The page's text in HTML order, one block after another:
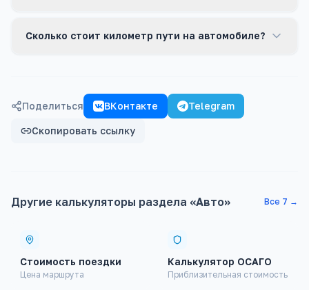
Сколько стоит километр пути на автомобиле?
Поделиться ВКонтакте Telegram
Скопировать ссылку
Другие калькуляторы раздела «Авто» Все 7 →
Стоимость поездки
Цена маршрута
Калькулятор ОСАГО
Приблизительная стоимость
Финансовые